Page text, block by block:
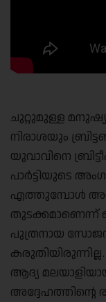
ചുറ്റുമുള്ള
നിരാശയും
യുവാവിനെ
പാർട്ടിയുടെ
എത്തുമ്പോൾ
തുടക്കമാണെന്ന്
പുത്രനായ
ആദ്യ
അദ്ദേഹത്തിന്റെ